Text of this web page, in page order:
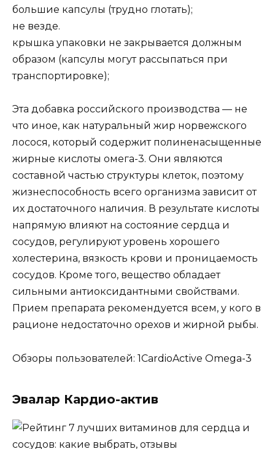
большие капсулы (трудно глотать);
не везде.
крышка упаковки не закрывается должным
образом (капсулы могут рассыпаться при
транспортировке);
Эта добавка российского производства — не
что иное, как натуральный жир норвежского
лосося, который содержит полиненасыщенные
жирные кислоты омега-3. Они являются
составной частью структуры клеток, поэтому
жизнеспособность всего организма зависит от
их достаточного наличия. В результате кислоты
напрямую влияют на состояние сердца и
сосудов, регулируют уровень хорошего
холестерина, вязкость крови и проницаемость
сосудов. Кроме того, вещество обладает
сильными антиоксидантными свойствами.
Прием препарата рекомендуется всем, у кого в
рационе недостаточно орехов и жирной рыбы.
Обзоры пользователей: 1CardioActive Omega-3
Эвалар Кардио-актив